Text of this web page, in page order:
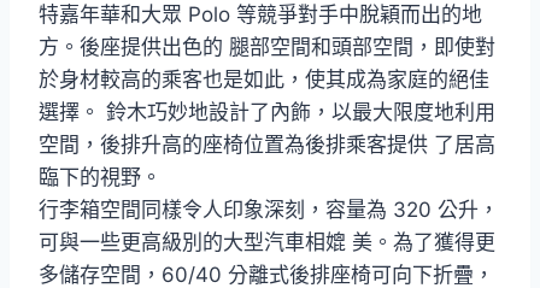
特嘉年華和大眾 Polo 等競爭對手中脫穎而出的地
方。後座提供出色的 腿部空間和頭部空間，即使對
於身材較高的乘客也是如此，使其成為家庭的絕佳
選擇。 鈴木巧妙地設計了內飾，以最大限度地利用
空間，後排升高的座椅位置為後排乘客提供 了居高
臨下的視野。
行李箱空間同樣令人印象深刻，容量為 320 公升，
可與一些更高級別的大型汽車相媲 美。為了獲得更
多儲存空間，60/40 分離式後排座椅可向下折疊，